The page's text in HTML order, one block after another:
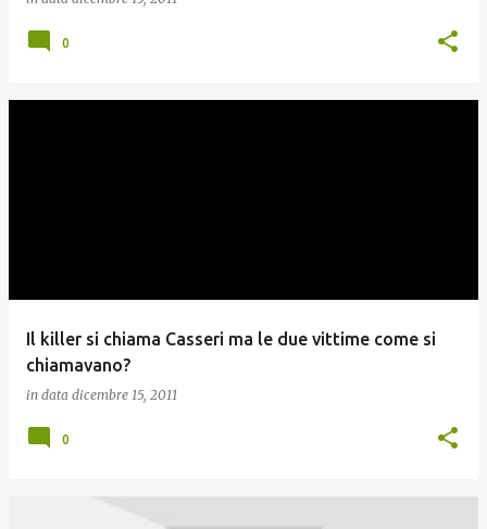
0
Il killer si chiama Casseri ma le due vittime come si
chiamavano?
in data dicembre 15, 2011
0